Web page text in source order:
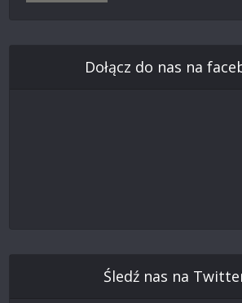
Dołącz do nas na
Śledź nas na